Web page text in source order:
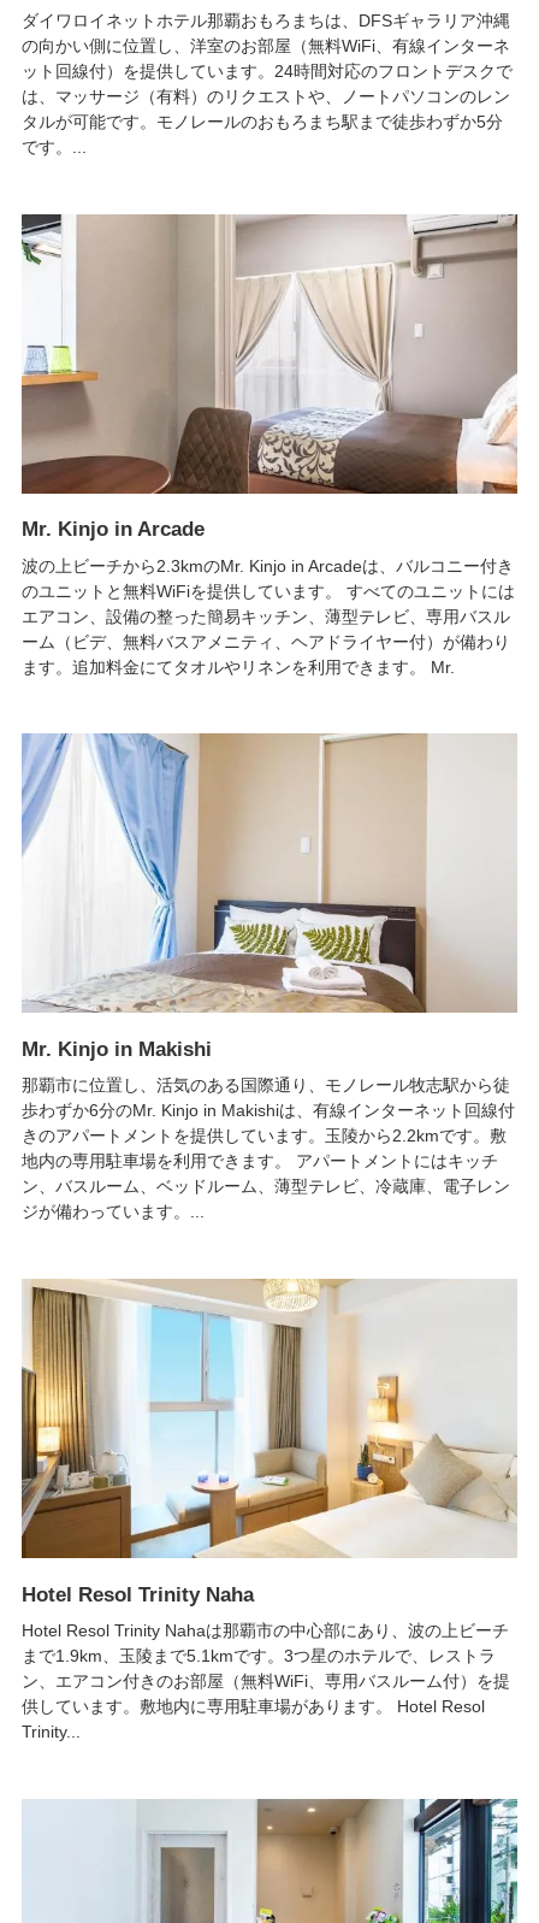
ダイワロイネットホテル那覇おもろまちは、DFSギャラリア沖縄
の向かい側に位置し、洋室のお部屋（無料WiFi、有線インターネ
ット回線付）を提供しています。24時間対応のフロントデスクで
は、マッサージ（有料）のリクエストや、ノートパソコンのレン
タルが可能です。モノレールのおもろまち駅まで徒歩わずか5分
です。...
Mr. Kinjo in Arcade
波の上ビーチから2.3kmのMr. Kinjo in Arcadeは、バルコニー付き
のユニットと無料WiFiを提供しています。 すべてのユニットには
エアコン、設備の整った簡易キッチン、薄型テレビ、専用バスル
ーム（ビデ、無料バスアメニティ、ヘアドライヤー付）が備わり
ます。追加料金にてタオルやリネンを利用できます。 Mr.
Mr. Kinjo in Makishi
那覇市に位置し、活気のある国際通り、モノレール牧志駅から徒
歩わずか6分のMr. Kinjo in Makishiは、有線インターネット回線付
きのアパートメントを提供しています。玉陵から2.2kmです。敷
地内の専用駐車場を利用できます。 アパートメントにはキッチ
ン、バスルーム、ベッドルーム、薄型テレビ、冷蔵庫、電子レン
ジが備わっています。...
Hotel Resol Trinity Naha
Hotel Resol Trinity Nahaは那覇市の中心部にあり、波の上ビーチ
まで1.9km、玉陵まで5.1kmです。3つ星のホテルで、レストラ
ン、エアコン付きのお部屋（無料WiFi、専用バスルーム付）を提
供しています。敷地内に専用駐車場があります。 Hotel Resol
Trinity...